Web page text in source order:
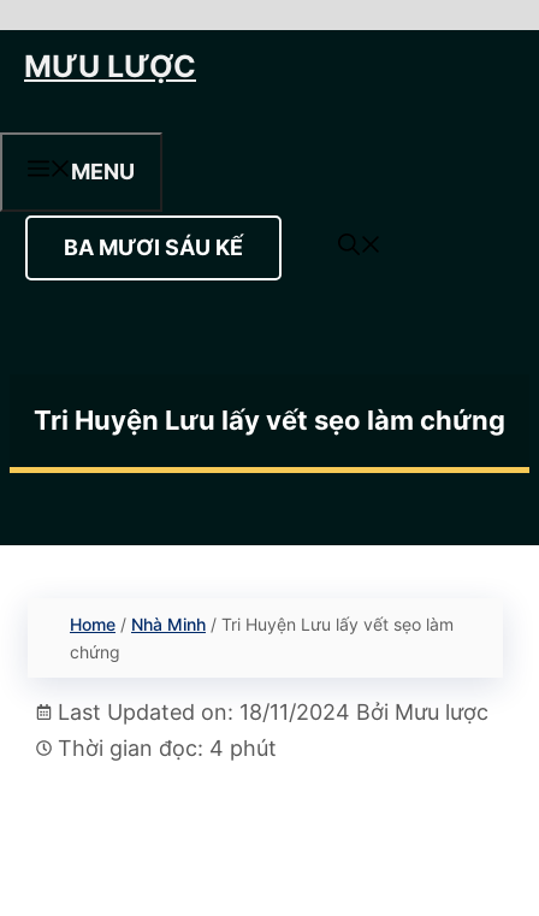
đếnMƯU LƯỢC
MENU
BA MƯƠI SÁU KẾ
Tri Huyện Lưu lấy vết sẹo làm chứng
Home / Nhà Minh / Tri Huyện Lưu lấy vết sẹo làm
chứng
Last Updated on: 18/11/2024 Bởi Mưu lược
Thời gian đọc: 4 phút